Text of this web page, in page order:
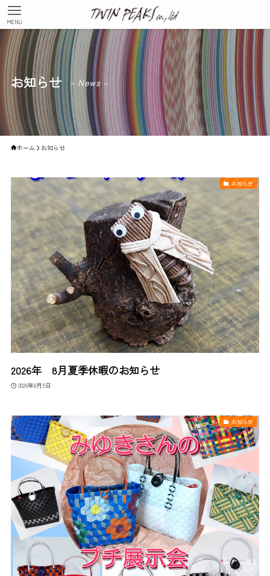
MENU
お知らせ – News –
ホーム お知らせ
お知らせ
2026年 8月夏季休暇のお知らせ
2026年8月5日
お知らせ